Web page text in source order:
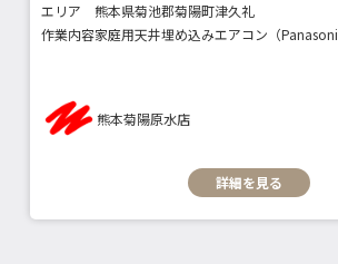
エリア
熊本県菊池郡菊陽町津久礼
作業内容
熊本菊陽原水店
詳細を見る